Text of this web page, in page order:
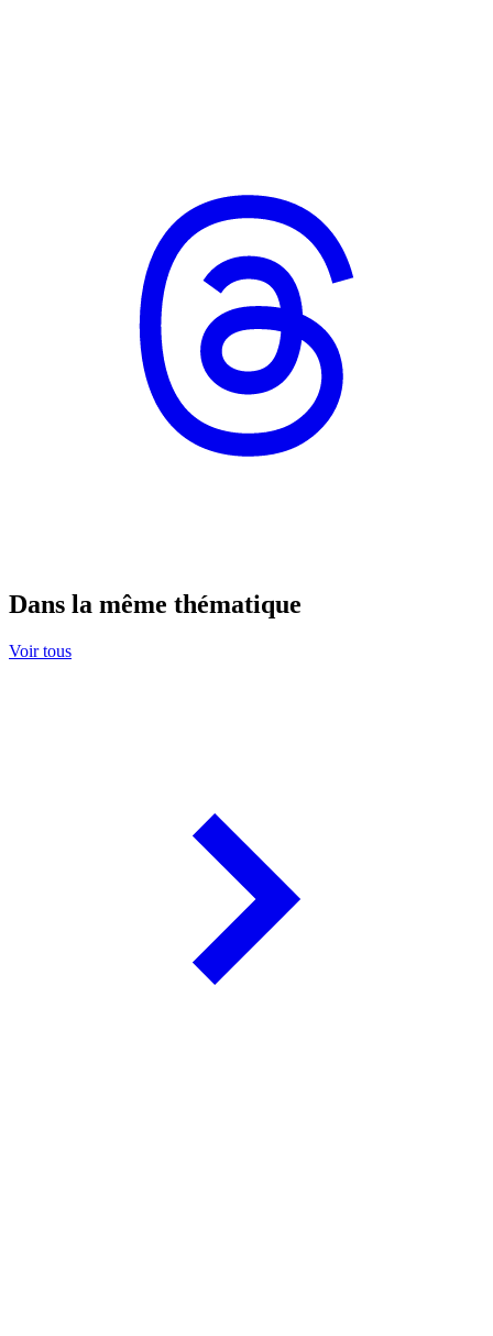
Dans la même thématique
Voir tous